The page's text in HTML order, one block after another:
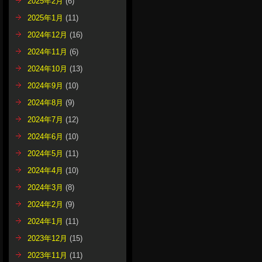
2025年1月 (11)
2024年12月 (16)
2024年11月 (6)
2024年10月 (13)
2024年9月 (10)
2024年8月 (9)
2024年7月 (12)
2024年6月 (10)
2024年5月 (11)
2024年4月 (10)
2024年3月 (8)
2024年2月 (9)
2024年1月 (11)
2023年12月 (15)
2023年11月 (11)